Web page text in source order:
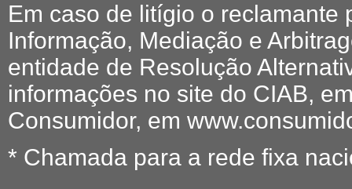
Em caso de litígio o reclamante
Informação, Mediação e
entidade de Resolução
informações no site do CIAB,
Consumidor, em
* Chamada para a rede fixa